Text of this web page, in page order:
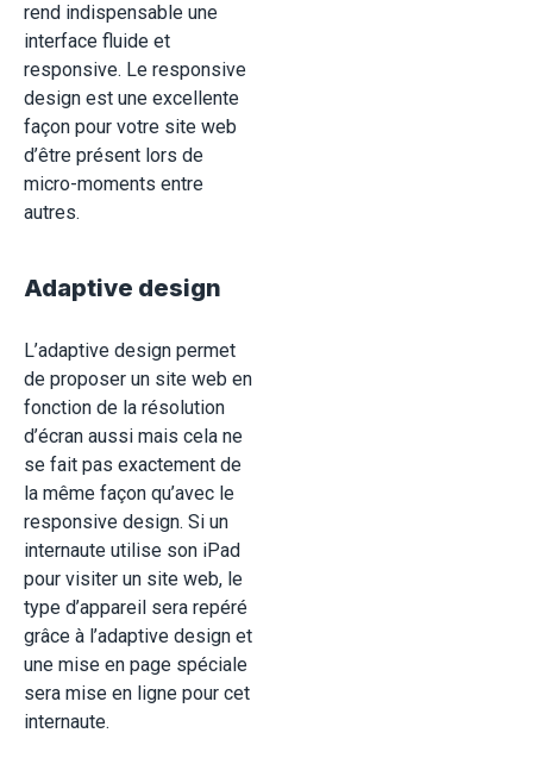
rend indispensable une
interface fluide et
responsive. Le responsive
design est une excellente
façon pour votre site web
d’être présent lors de
micro-moments entre
autres.
Adaptive design
L’adaptive design permet
de proposer un site web en
fonction de la résolution
d’écran aussi mais cela ne
se fait pas exactement de
la même façon qu’avec le
responsive design. Si un
internaute utilise son iPad
pour visiter un site web, le
type d’appareil sera repéré
grâce à l’adaptive design et
une mise en page spéciale
sera mise en ligne pour cet
internaute.